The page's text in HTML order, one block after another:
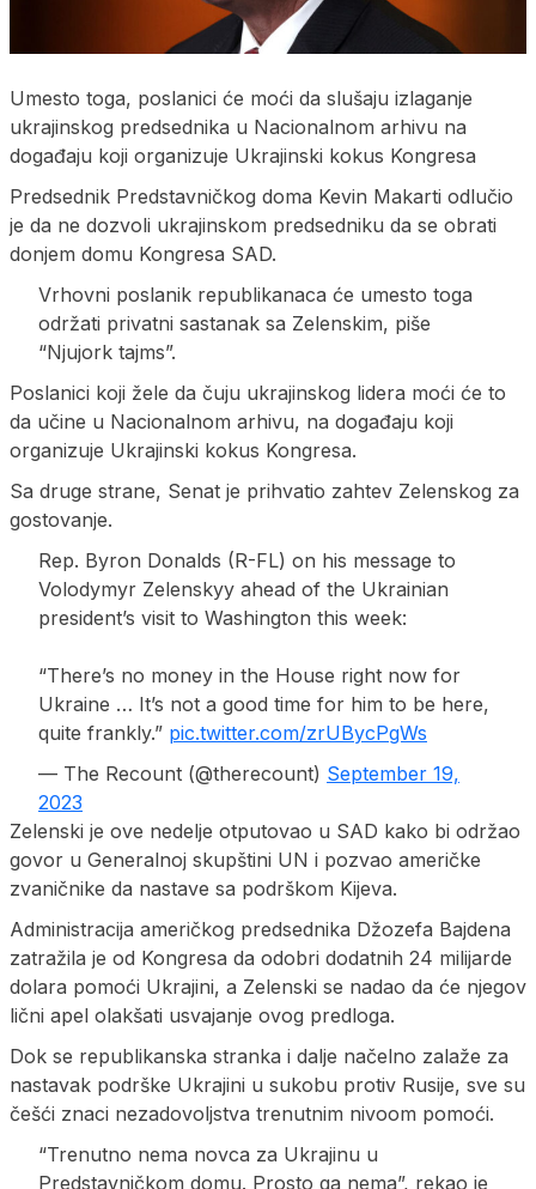
Umesto toga, poslanici će moći da slušaju izlaganje
ukrajinskog predsednika u Nacionalnom arhivu na
događaju koji organizuje Ukrajinski kokus Kongresa
Predsednik Predstavničkog doma Kevin Makarti odlučio
je da ne dozvoli ukrajinskom predsedniku da se obrati
donjem domu Kongresa SAD.
Vrhovni poslanik republikanaca će umesto toga
održati privatni sastanak sa Zelenskim, piše
“Njujork tajms”.
Poslanici koji žele da čuju ukrajinskog lidera moći će to
da učine u Nacionalnom arhivu, na događaju koji
organizuje Ukrajinski kokus Kongresa.
Sa druge strane, Senat je prihvatio zahtev Zelenskog za
gostovanje.
Rep. Byron Donalds (R-FL) on his message to
Volodymyr Zelenskyy ahead of the Ukrainian
president’s visit to Washington this week:
“There’s no money in the House right now for
Ukraine … It’s not a good time for him to be here,
quite frankly.” pic.twitter.com/zrUBycPgWs
— The Recount (@therecount) September 19,
2023
Zelenski je ove nedelje otputovao u SAD kako bi održao
govor u Generalnoj skupštini UN i pozvao američke
zvaničnike da nastave sa podrškom Kijeva.
Administracija američkog predsednika Džozefa Bajdena
zatražila je od Kongresa da odobri dodatnih 24 milijarde
dolara pomoći Ukrajini, a Zelenski se nadao da će njegov
lični apel olakšati usvajanje ovog predloga.
Dok se republikanska stranka i dalje načelno zalaže za
nastavak podrške Ukrajini u sukobu protiv Rusije, sve su
češći znaci nezadovoljstva trenutnim nivoom pomoći.
“Trenutno nema novca za Ukrajinu u
Predstavničkom domu. Prosto ga nema”, rekao je